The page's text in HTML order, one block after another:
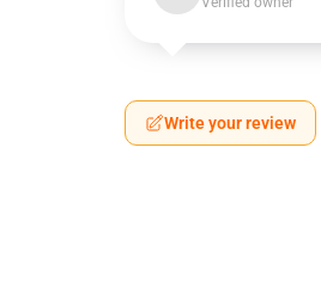
Write your review